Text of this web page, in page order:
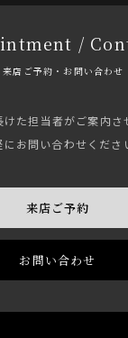
/
来店ご予約・お問い合わせ
た担当者がご案内さ
にお問い合わせくださ
来店ご予約
お問い合わせ